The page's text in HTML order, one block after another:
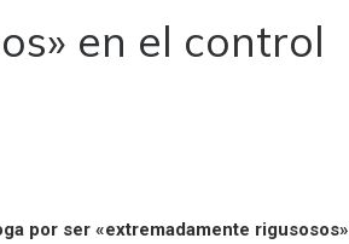
en el control
por ser «extremadamente rigusosos»